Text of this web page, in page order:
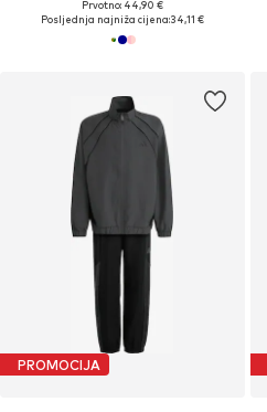
Prvotno: 44,90 €
Posljednja najniža cijena:34,11 €
PROMOCIJA